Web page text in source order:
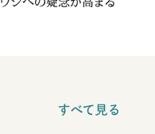
すべて見る